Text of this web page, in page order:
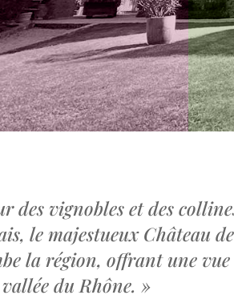
des vignobles et des
le majestueux Château
la région, offrant une
du Rhône. »